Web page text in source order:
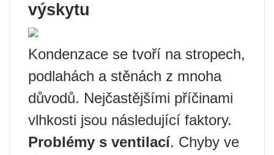
výskytu
Kondenzace se tvoří na stropech,
podlahách a stěnách z mnoha
důvodů. Nejčastějšími příčinami
vlhkosti jsou následující faktory.
Problémy s ventilací. Chyby ve